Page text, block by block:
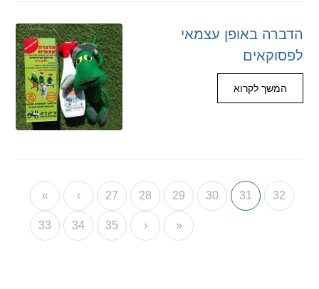
הדברה באופן עצמאי
לפסוקאים
המשך לקרוא
« ‹ 27 28 29 30 31 32
33 34 35 › »